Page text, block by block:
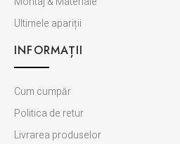
Ultimele apariții
INFORMAȚII
Cum cumpăr
Politica de retur
Livrarea produselor